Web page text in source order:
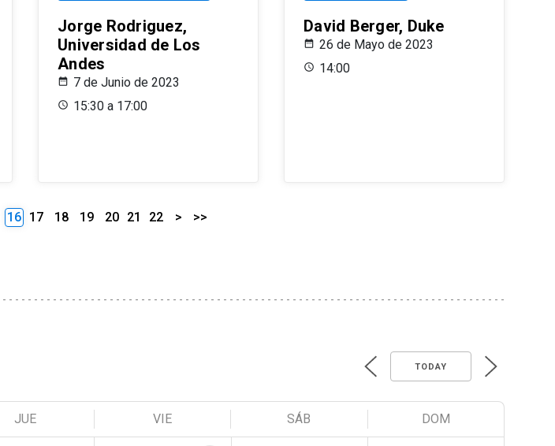
Jorge Rodriguez,
Universidad de Los
Andes
7 de Junio de 2023
15:30 a 17:00
David Berger, Duke
26 de Mayo de 2023
14:00
16 17 18 19 20 21 22 > >>
TODAY
JUE VIE SÁB DOM